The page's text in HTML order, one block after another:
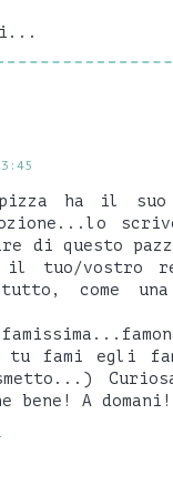
pizza ha il suo
di questo
il tuo/vostro
tutto, come
tu fami egli
bene! A